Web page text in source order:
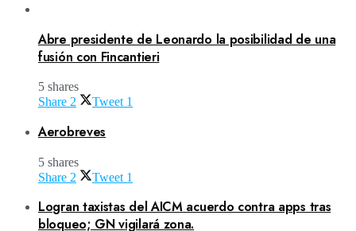
Abre presidente de Leonardo la posibilidad de una
fusión con Fincantieri
5 shares
Share 2 Tweet 1
Aerobreves
5 shares
Share 2 Tweet 1
Logran taxistas del AICM acuerdo contra apps tras
bloqueo; GN vigilará zona.